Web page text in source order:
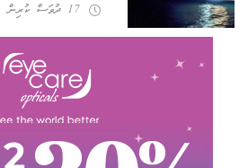
17 ދުވަސް ކުރިން